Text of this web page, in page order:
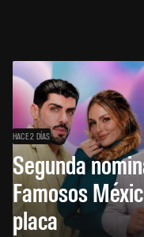
HACE 2 DÍAS
Segunda
Famosos
placa